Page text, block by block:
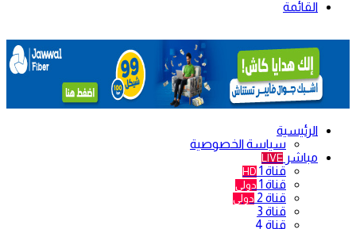
القائمة
الرئيسية
سياسة الخصوصية
مباشر LIVE
قناة 1 HD
قناة 1 دولي
قناة 2 دولي
قناة 3
قناة 4